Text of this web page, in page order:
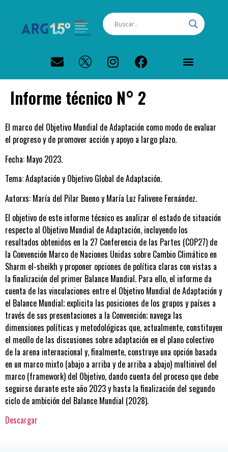
Informe técnico N° 2
El marco del Objetivo Mundial de Adaptación como modo de evaluar
el progreso y de promover acción y apoyo a largo plazo.
Fecha: Mayo 2023.
Tema: Adaptación y Objetivo Global de Adaptación.
Autorxs: María del Pilar Bueno y María Luz Falivene Fernández.
El objetivo de este informe técnico es analizar el estado de situación
respecto al Objetivo Mundial de Adaptación, incluyendo los
resultados obtenidos en la 27 Conferencia de las Partes (COP27) de
la Convención Marco de Naciones Unidas sobre Cambio Climático en
Sharm el-sheikh y proponer opciones de política claras con vistas a
la finalización del primer Balance Mundial. Para ello, el informe da
cuenta de las vinculaciones entre el Objetivo Mundial de Adaptación y
el Balance Mundial; explicita las posiciones de los grupos y países a
través de sus presentaciones a la Convención; navega las
dimensiones políticas y metodológicas que, actualmente, constituyen
el meollo de las discusiones sobre adaptación en el plano colectivo
de la arena internacional y, finalmente, construye una opción basada
en un marco mixto (abajo a arriba y de arriba a abajo) multinivel del
marco (framework) del Objetivo, dando cuenta del proceso que debe
seguirse durante este año 2023 y hasta la finalización del segundo
ciclo de ambición del Balance Mundial (2028).
Descargar